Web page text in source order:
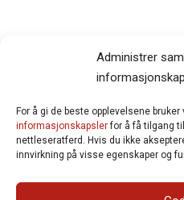
Administrer
For å gi de beste opplevelsene
informasjonskapslerfor å få tilgang
nettleseratferd. Hvis du ikke
innvirkning på visse egenskaper og
Ansvarlig